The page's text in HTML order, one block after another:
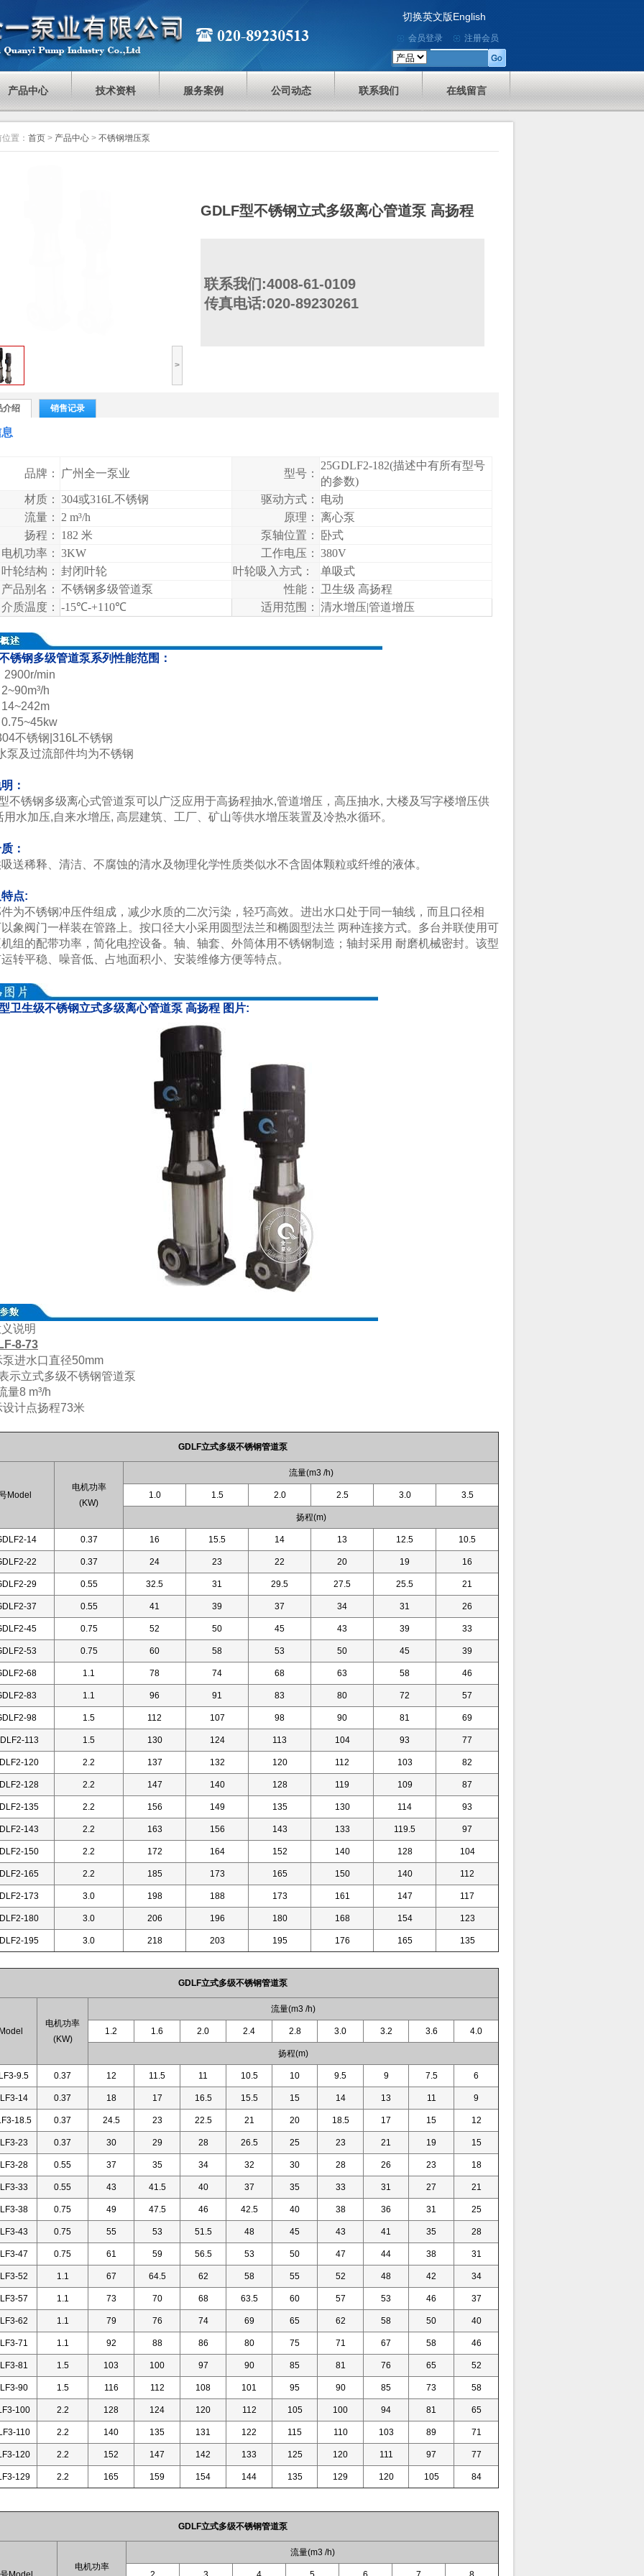
切换英文版English
注册会员
会员登录
产品中心 技术资料 服务案例 公司动态 联系我们 在线留言
置： 首页 > 产品中心 > 不锈钢增压泵
>
GDLF型不锈钢立式多级离心管道泵 高扬程
联系我们:4008-61-0109
传真电话:020-89230261
介绍 销售记录
品牌： 广州全一泵业 型号：
25GDLF2-182(描述中有所有型号
的参数)
材质： 304或316L不锈钢 驱动方式：
电动
流量：
2 m³/h 原理： 离心泵
扬程 ： 182 米 泵轴位置：
卧式
电机功率： 3KW 工作电压 ： 380V
叶轮结构： 封闭 叶轮 叶轮吸入方式：
单吸式
产品别名： 不锈钢多级管道泵 性能 ：
卫生级 高扬程
介质温度 ： -15℃-+110℃ 适用范围： 清水增压|管道增压
锈钢多级管道泵系列性能范围：
2900r/min
h
不锈钢|316L不锈钢
泵及过流部件均为不锈钢
：
不锈钢多级离心式管道泵可以广泛应用于高扬程抽水,管道增压，高压抽水, 大楼及写字楼增压供
用水加压,自来水增压, 高层建筑、工厂、矿山等供水增压装置及冷热水循环。
：
送稀释、清洁、不腐蚀的清水及物理化学性质类似水不含固体颗粒或纤维的液体。
点:
为不锈钢冲压件组成，减少水质的二次污染，轻巧高效。进出水口处于同一轴线，而且口径相
象阀门一样装在管路上。按口径大小采用圆型法兰和椭圆型法兰 两种连接方式。多台并联使用可
组的配带功率，简化电控设备。轴、轴套、外筒体用不锈钢制造；轴封采用 耐磨机械密封。该型
转平稳、噪音低、占地面积小、安装维修方便等特点。
卫生级不锈钢立式多级离心管道泵 高扬程 图片:
说明
8-73
泵进水口直径50mm
示立式多级不锈钢管道泵
量8 m³/h
计点扬程73米
GDLF立式多级不锈钢管道泵
Model
电机功率
(KW)
流量(m3 /h)
1.0 1.5 2.0 2.5 3.0 3.5
扬程(m)
14 0.37 16 15.5 14 13 12.5 10.5
22 0.37 24 23 22 20 19 16
29 0.55 32.5 31 29.5 27.5 25.5 21
37 0.55 41 39 37 34 31 26
45 0.75 52 50 45 43 39 33
53 0.75 60 58 53 50 45 39
68 1.1 78 74 68 63 58 46
83 1.1 96 91 83 80 72 57
98 1.5 112 107 98 90 81 69
113 1.5 130 124 113 104 93 77
120 2.2 137 132 120 112 103 82
128 2.2 147 140 128 119 109 87
135 2.2 156 149 135 130 114 93
143 2.2 163 156 143 133 119.5 97
150 2.2 172 164 152 140 128 104
165 2.2 185 173 165 150 140 112
173 3.0 198 188 173 161 147 117
180 3.0 206 196 180 168 154 123
195 3.0 218 203 195 176 165 135
GDLF立式多级不锈钢管道泵
电机功率
(KW)
流量(m3 /h)
1.2 1.6 2.0 2.4 2.8 3.0 3.2 3.6 4.0
扬程(m)
9.5 0.37 12 11.5 11 10.5 10 9.5 9 7.5 6
14 0.37 18 17 16.5 15.5 15 14 13 11 9
18.5 0.37 24.5 23 22.5 21 20 18.5 17 15 12
23 0.37 30 29 28 26.5 25 23 21 19 15
28 0.55 37 35 34 32 30 28 26 23 18
33 0.55 43 41.5 40 37 35 33 31 27 21
38 0.75 49 47.5 46 42.5 40 38 36 31 25
43 0.75 55 53 51.5 48 45 43 41 35 28
47 0.75 61 59 56.5 53 50 47 44 38 31
52 1.1 67 64.5 62 58 55 52 48 42 34
57 1.1 73 70 68 63.5 60 57 53 46 37
62 1.1 79 76 74 69 65 62 58 50 40
71 1.1 92 88 86 80 75 71 67 58 46
81 1.5 103 100 97 90 85 81 76 65 52
90 1.5 116 112 108 101 95 90 85 73 58
100 2.2 128 124 120 112 105 100 94 81 65
110 2.2 140 135 131 122 115 110 103 89 71
120 2.2 152 147 142 133 125 120 111 97 77
129 2.2 165 159 154 144 135 129 120 105 84
GDLF立式多级不锈钢管道泵
电机功率
流量(m3 /h)